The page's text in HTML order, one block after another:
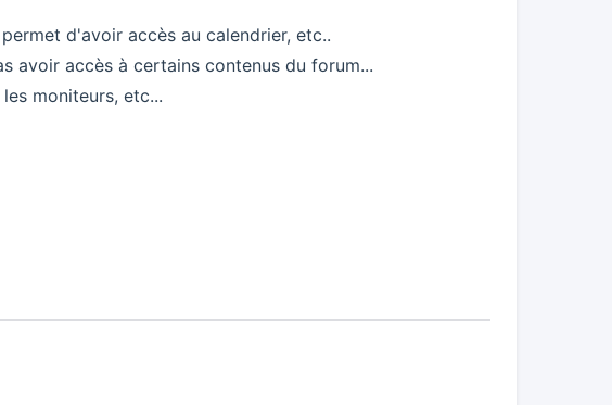
d'avoir accès au calendrier, etc..
avoir accès à certains contenus du forum...
moniteurs, etc...